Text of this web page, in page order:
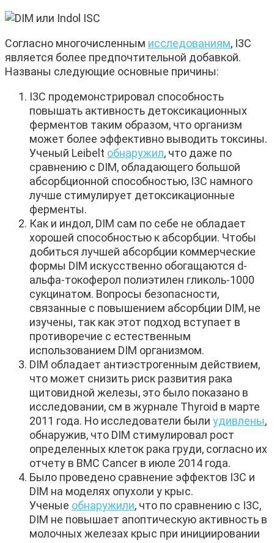
Согласно многочисленным исследованиям, I3C
является более предпочтительной добавкой.
Названы следующие основные причины:
I3C продемонстрировал способность
повышать активность детоксикационных
ферментов таким образом, что организм
может более эффективно выводить токсины.
Ученый Leibelt обнаружил, что даже по
сравнению с DIM, обладающего большой
абсорбционной способностью, I3C намного
лучше стимулирует детоксикационные
ферменты.
Как и индол, DIM сам по себе не обладает
хорошей способностью к абсорбции. Чтобы
добиться лучшей абсорбции коммерческие
формы DIM искусственно обогащаются d-
альфа-токоферол полиэтилен гликоль-1000
сукцинатом. Вопросы безопасности,
связанные с повышением абсорбции DIM, не
изучены, так как этот подход вступает в
противоречие с естественным
использованием DIM организмом.
DIM обладает антиэстрогенным действием,
что может снизить риск развития рака
щитовидной железы, это было показано в
исследовании, см в журнале Thyroid в марте
2011 года. Но исследователи были удивлены,
обнаружив, что DIM стимулировал рост
определенных клеток рака груди, согласно их
отчету в BMC Cancer в июле 2014 года.
Было проведено сравнение эффектов I3C и
DIM на моделях опухоли у крыс.
Ученые обнаружили, что по сравнению с I3C,
DIM не повышает апоптическую активность в
молочных железах крыс при инициировании